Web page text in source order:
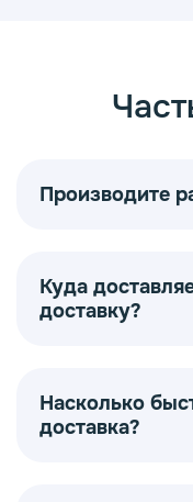
Производите
Куда
доставку?
Насколько
доставка?